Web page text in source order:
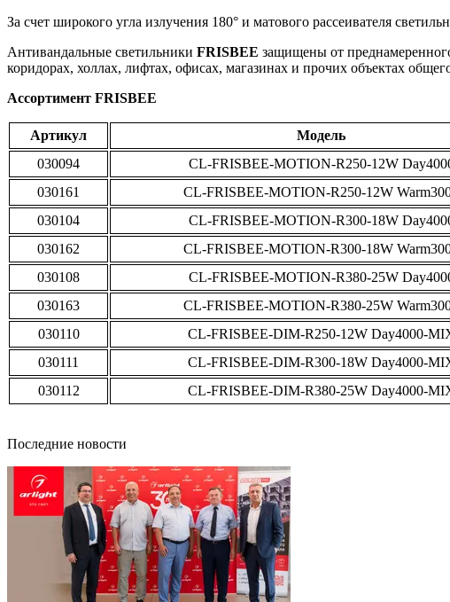
За счет широкого угла излучения 180° и матового рассеивателя
Антивандальные светильники FRISBEE защищены от
коридорах, холлах, лифтах, офисах, магазинах и прочих объектах
Ассортимент FRISBEE
Артикул Модель
030094
CL-FRISBEE-MOTION-R250-12W
030161
CL-FRISBEE-MOTION-R250-12W
030104
CL-FRISBEE-MOTION-R300-18W
030162
CL-FRISBEE-MOTION-R300-18W
030108
CL-FRISBEE-MOTION-R380-25W
030163
CL-FRISBEE-MOTION-R380-25W
030110
CL-FRISBEE-DIM-R250-12W Day4000-
030111 CL-FRISBEE-DIM-R300-18W Day4000-
030112
CL-FRISBEE-DIM-R380-25W Day4000-
Последние новости